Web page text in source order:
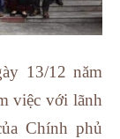
13/12 năm
việc với lãnh
Chính phủ